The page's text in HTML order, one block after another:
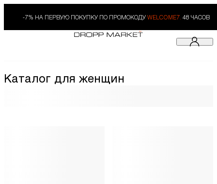
-7% НА ПЕРВУЮ ПОКУПКУ ПО ПРОМОКОДУ WELCOME7. 48 ЧАСОВ
Каталог для женщин